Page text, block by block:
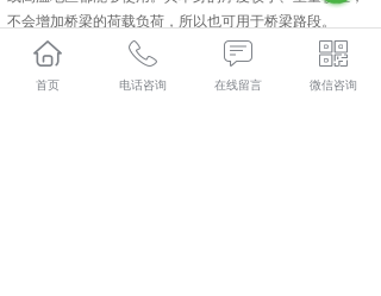
不会增加桥梁的荷载负荷，所以也可用于桥梁路段。
首页 电话咨询 在线留言 微信咨询